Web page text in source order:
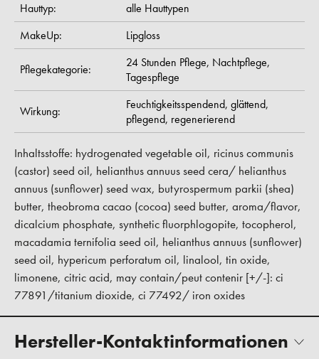
Hauttyp:
alle Hauttypen
MakeUp:
Lipgloss
Pflegekategorie: 24 Stunden Pflege, Nachtpflege,
Tagespflege
Wirkung: Feuchtigkeitsspendend, glättend,
pflegend, regenerierend
Inhaltsstoffe: hydrogenated vegetable oil, ricinus communis
(castor) seed oil, helianthus annuus seed cera/ helianthus
annuus (sunflower) seed wax, butyrospermum parkii (shea)
butter, theobroma cacao (cocoa) seed butter, aroma/flavor,
dicalcium phosphate, synthetic fluorphlogopite, tocopherol,
macadamia ternifolia seed oil, helianthus annuus (sunflower)
seed oil, hypericum perforatum oil, linalool, tin oxide,
limonene, citric acid, may contain/peut contenir [+/-]: ci
77891/titanium dioxide, ci 77492/ iron oxides
Hersteller-Kontaktinformationen